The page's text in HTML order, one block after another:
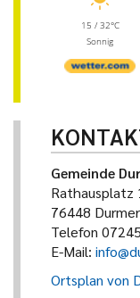
15 / 32°C
Sonnig
Gemeinde
Rathausplatz
76448
Telefon
E-Mail:
Ortsplan von